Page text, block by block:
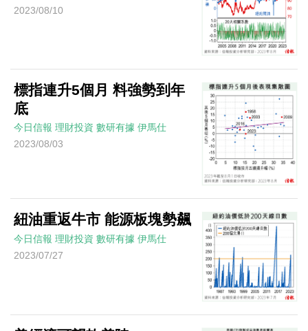
2023/08/10
標指連升5個月 料強勢到年
底
今日信報 理財投資 數研有據 伊馬仕
2023/08/03
紐油重返牛市 能源板塊勢飆
今日信報 理財投資 數研有據 伊馬仕
2023/07/27